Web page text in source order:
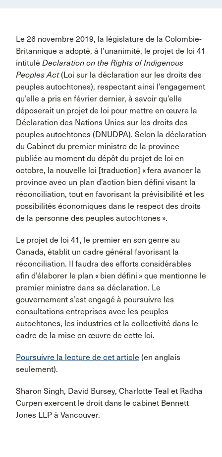
Le 26 novembre 2019, la législature de la Colombie-
Britannique a adopté, à l’unanimité, le projet de loi 41
intitulé Declaration on the Rights of Indigenous
Peoples Act(Loi sur la déclaration sur les droits des
peuples autochtones), respectant ainsi l’engagement
qu’elle a pris en février dernier, à savoir qu’elle
déposerait un projet de loi pour mettre en œuvre la
Déclaration des Nations Unies sur les droits des
peuples autochtones (DNUDPA). Selon la déclaration
du Cabinet du premier ministre de la province
publiée au moment du dépôt du projet de loi en
octobre, la nouvelle loi [traduction] « fera avancer la
province avec un plan d’action bien défini visant la
réconciliation, tout en favorisant la prévisibilité et les
possibilités économiques dans le respect des droits
de la personne des peuples autochtones ».
Le projet de loi 41, le premier en son genre au
Canada, établit un cadre général favorisant la
réconciliation. Il faudra des efforts considérables
afin d’élaborer le plan « bien défini » que mentionne le
premier ministre dans sa déclaration. Le
gouvernement s’est engagé à poursuivre les
consultations entreprises avec les peuples
autochtones, les industries et la collectivité dans le
cadre de la mise en œuvre de cette loi.
Poursuivre la lecture de cet article (en anglais
seulement).
Sharon Singh, David Bursey, Charlotte Teal et Radha
Curpen exercent le droit dans le cabinet Bennett
Jones LLP à Vancouver.